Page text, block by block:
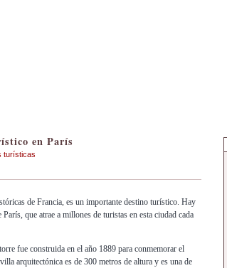
en París
turísticas
de Francia, es un importante destino turístico. Hay
París, que atrae a millones de turistas en esta ciudad cada
fue construida en el año 1889 para conmemorar el
arquitectónica es de 300 metros de altura y es una de